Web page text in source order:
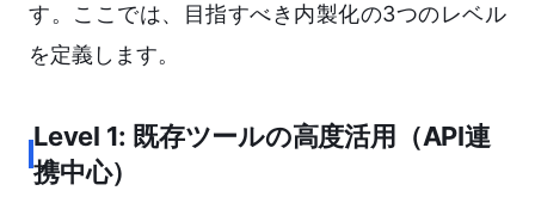
す。ここでは、目指すべき内製化の3つのレベル
を定義します。
Level 1: 既存ツールの高度活用（API連
携中心）